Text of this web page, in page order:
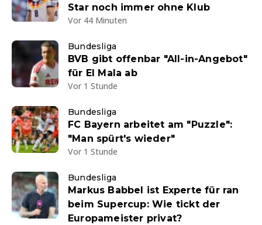
Star noch immer ohne Klub
Vor 44 Minuten
Bundesliga
BVB gibt offenbar "All-in-Angebot"
für El Mala ab
Vor 1 Stunde
Bundesliga
FC Bayern arbeitet am "Puzzle":
"Man spürt's wieder"
Vor 1 Stunde
Bundesliga
Markus Babbel ist Experte für ran
beim Supercup: Wie tickt der
Europameister privat?